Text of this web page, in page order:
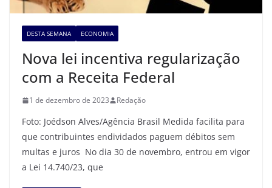
DESTA SEMANA ECONOMIA
Nova lei incentiva regularização
com a Receita Federal
1 de dezembro de 2023 Redação
Foto: Joédson Alves/Agência Brasil Medida facilita para
que contribuintes endividados paguem débitos sem
multas e juros No dia 30 de novembro, entrou em vigor
a Lei 14.740/23, que